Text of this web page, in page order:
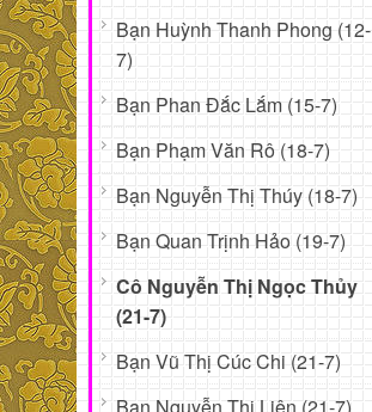
Bạn Huỳnh Thanh Phong (12-
7)
Bạn Phan Đắc Lắm (15-7)
Bạn Phạm Văn Rô (18-7)
Bạn Nguyễn Thị Thúy (18-7)
Bạn Quan Trịnh Hảo (19-7)
Cô Nguyễn Thị Ngọc Thủy
(21-7)
Bạn Vũ Thị Cúc Chi (21-7)